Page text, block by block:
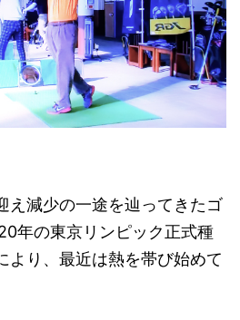
え減少の一途を辿ってきたゴ
年の東京リンピック正式種
より、最近は熱を帯び始めて